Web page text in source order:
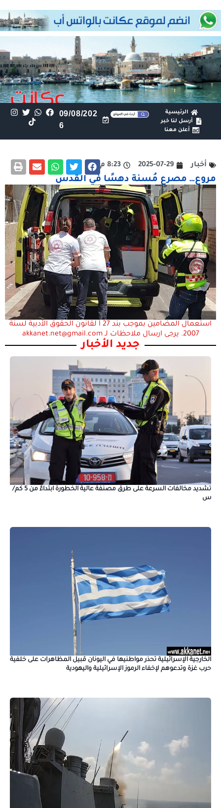
الرئيسية
أرسل لنا خبر
أعلن معنا
09/08/202
6
أخبار 2025-07-29 8:23 م
مروع… مصرع مُسنة دهسًا في القدس
استعمال المضامين بموجب بند 27 أ لقانون الحقوق الأدبية لسنة
2007. يرجى ارسال ملاحظات لـ akkanet.net@gmail.com
جديد الأخبار
تشديد مخالفات السرعة على طرق مصنفة عالية الخطورة ابتداءً من 5 كم/
س
الخارجية الإسرائيلية تحذر مواطنيها في اليونان قبيل المظاهرات على خلفية
حرب غزة وتدعوهم لإخفاء الرموز الإسرائيلية واليهودية